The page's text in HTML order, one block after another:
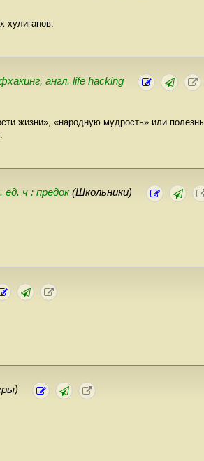
англ. life hacking
жизни», «народную мудрость» или
ед. ч : предок(Школьники)